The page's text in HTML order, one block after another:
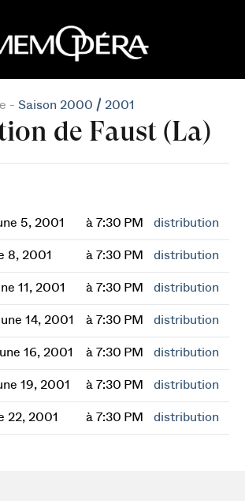
- Saison 2000 / 2001
de Faust (La)
5, 2001 à 7:30 PM distribution
8, 2001 à 7:30 PM distribution
11, 2001 à 7:30 PM distribution
14, 2001 à 7:30 PM distribution
16, 2001 à 7:30 PM distribution
19, 2001 à 7:30 PM distribution
22, 2001 à 7:30 PM distribution